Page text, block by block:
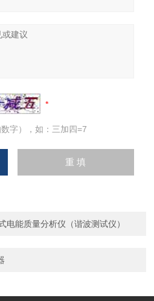
字），如：三加四=7
电能质量分析仪（谐波测试仪）